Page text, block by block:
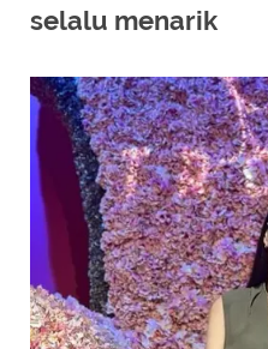
selalu menarik